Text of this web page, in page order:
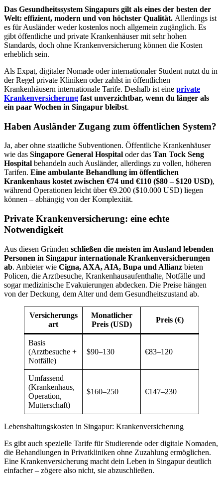
Das Gesundheitssystem Singapurs gilt als eines der besten der
Welt: effizient, modern und von höchster Qualität. Allerdings ist
es für Ausländer weder kostenlos noch allgemein zugänglich. Es
gibt öffentliche und private Krankenhäuser mit sehr hohen
Standards, doch ohne Krankenversicherung können die Kosten
erheblich sein.
Als Expat, digitaler Nomade oder internationaler Student nutzt du in
der Regel private Kliniken oder zahlst in öffentlichen
Krankenhäusern internationale Tarife. Deshalb ist eine private
Krankenversicherung fast unverzichtbar, wenn du länger als
ein paar Wochen in Singapur bleibst.
Haben Ausländer Zugang zum öffentlichen System?
Ja, aber ohne staatliche Subventionen. Öffentliche Krankenhäuser
wie das Singapore General Hospital oder das Tan Tock Seng
Hospital behandeln auch Ausländer, allerdings zu vollen, höheren
Tarifen. Eine ambulante Behandlung im öffentlichen
Krankenhaus kostet zwischen €74 und €110 ($80 – $120 USD),
während Operationen leicht über €9.200 ($10.000 USD) liegen
können – abhängig von der Komplexität.
Private Krankenversicherung: eine echte
Notwendigkeit
Aus diesen Gründen schließen die meisten im Ausland lebenden
Personen in Singapur internationale Krankenversicherungen
ab. Anbieter wie Cigna, AXA, AIA, Bupa und Allianz bieten
Policen, die Arztbesuche, Krankenhausaufenthalte, Notfälle und
sogar medizinische Evakuierungen abdecken. Die Preise hängen
von der Deckung, dem Alter und dem Gesundheitszustand ab.
Versicherungs
art
Monatlicher
Preis (USD)
Preis (€)
Basis
(Arztbesuche +
Notfälle)
$90–130 €83–120
Umfassend
(Krankenhaus,
Operation,
Mutterschaft)
$160–250 €147–230
Lebenshaltungskosten in Singapur: Krankenversicherung
Es gibt auch spezielle Tarife für Studierende oder digitale Nomaden,
die Behandlungen in Privatkliniken ohne Zuzahlung ermöglichen.
Eine Krankenversicherung macht dein Leben in Singapur deutlich
einfacher – zögere also nicht, sie abzuschließen.